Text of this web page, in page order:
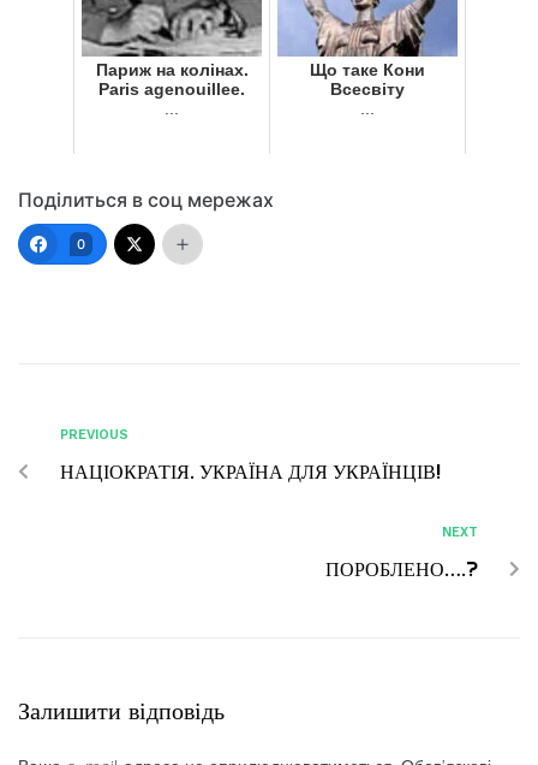
Париж на колінах.
Paris agenouillee.
...
Що таке Кони
Всесвіту
...
Поділиться в соц мережах
0
PREVIOUS
НАЦІОКРАТІЯ. УКРАЇНА ДЛЯ УКРАЇНЦІВ!
NEXT
ПОРОБЛЕНО….?
Залишити відповідь